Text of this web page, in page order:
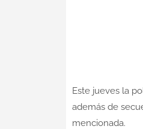
Este jueves la
además de
mencionada.